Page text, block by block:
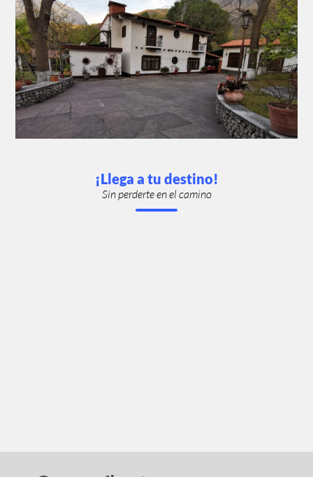
¡Llega a tu destino!
Sin perderte en el camino